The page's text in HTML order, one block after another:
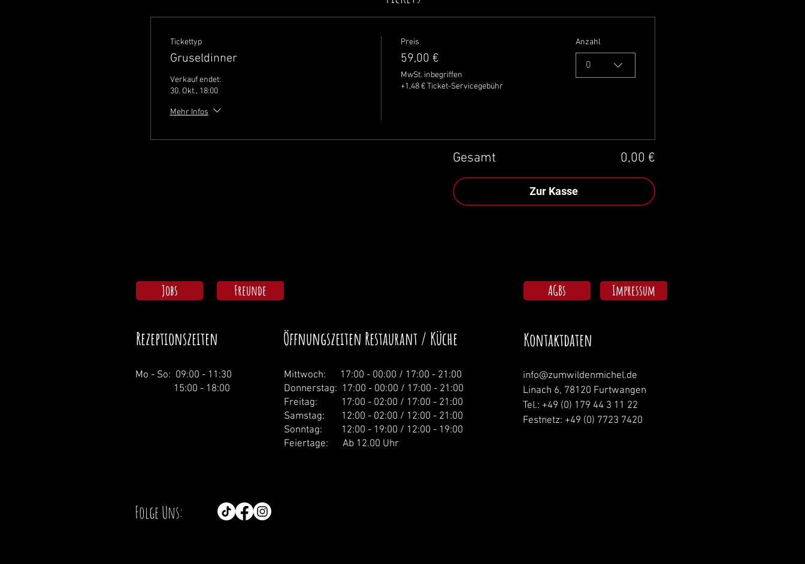
Tickettyp
Gruseldinner
Verkauf endet:
30. Okt., 18:00
Mehr Infos
Preis
59,00 €
MwSt. inbegriffen
+1,48 € Ticket-Servicegebühr
Anzahl
0
Gesamt 0,00 €
Zur Kasse
Jobs Freunde
Rezeptionszeiten Öffnungszeiten Restaurant / Küche
Mo - So: 09:00 - 11:30
15:00 - 18:00
Mittwoch: 1 7:00 - 00:00 / 17:00 - 21:00
Donnerstag: 17:00 - 00:00 / 17:00 - 21:00
Freitag: 17:00 - 02:00 / 17:00 - 21:00
Samstag: 12:00 - 02:00 / 12:00 - 21:00
Sonntag: 12:00 - 19:00 / 12:00 - 19:00
Feiertage: Ab 12.00 Uhr
Folge Uns:
AGBs Impressum
Kontaktdaten
info@zumwildenmichel.de
Linach 6, 78120 Furtwangen
Tel.: +49 (0) 179 44 3 11 22
Festnetz: +49 (0) 7723 7420